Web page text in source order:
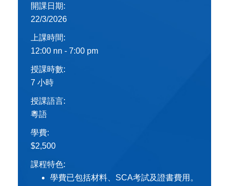
開課日期:
22/3/2026
上課時間:
12:00 nn - 7:00 pm
授課時數:
7 小時
授課語言:
粵語
學費:
$2,500
課程特色:
學費已包括材料、SCA考試及證書費用。